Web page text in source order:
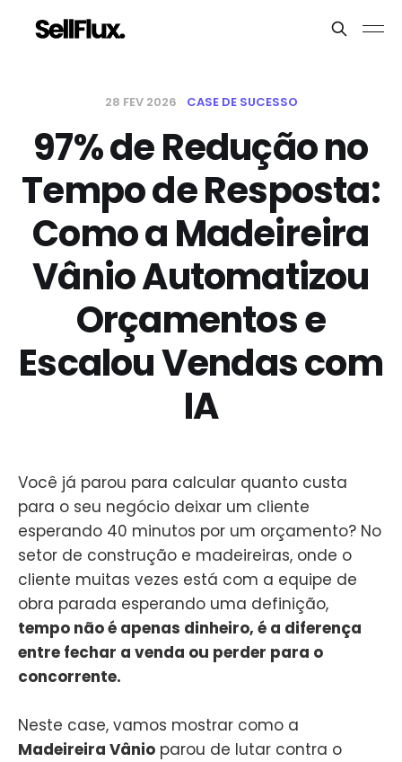
28 FEV 2026 CASE DE SUCESSO
97% de Redução no
Tempo de Resposta:
Como a Madeireira
Vânio Automatizou
Orçamentos e
Escalou Vendas com
IA
Você já parou para calcular quanto custa
para o seu negócio deixar um cliente
esperando 40 minutos por um orçamento? No
setor de construção e madeireiras, onde o
cliente muitas vezes está com a equipe de
obra parada esperando uma definição,
tempo não é apenas dinheiro, é a diferença
entre fechar a venda ou perder para o
concorrente.
Neste case, vamos mostrar como a
Madeireira Vânio parou de lutar contra o